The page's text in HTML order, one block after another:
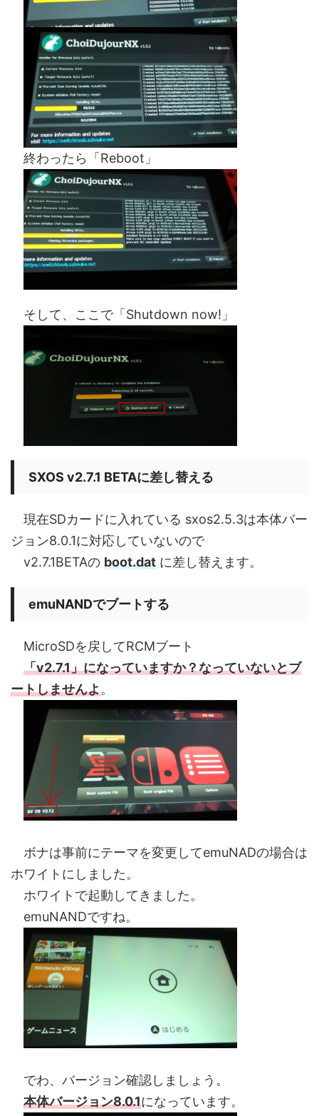
終わったら「Reboot」
そして、ここで「Shutdown now!」
SXOS v2.7.1 BETAに差し替える
現在SDカードに入れている sxos2.5.3は本体バー
ジョン8.0.1に対応していないので
v2.7.1BETAの boot.dat に差し替えます。
emuNANDでブートする
MicroSDを戻してRCMブート
「v2.7.1」になっていますか？なっていないとブ
ートしませんよ。
ボナは事前にテーマを変更してemuNADの場合は
ホワイトにしました。
ホワイトで起動してきました。
emuNANDですね。
でわ、バージョン確認しましょう。
本体バージョン8.0.1になっています。